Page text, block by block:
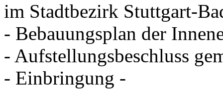
im Stadtbezirk Stuttgart-
- Bebauungsplan der
- Aufstellungsbeschluss
- Einbringung -